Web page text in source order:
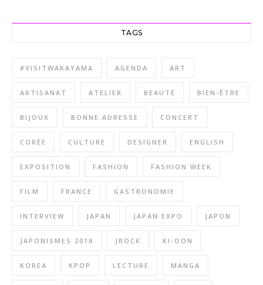
TAGS
#VISITWAKAYAMA AGENDA ART
ARTISANAT ATELIER BEAUTÉ BIEN-ÊTRE
BIJOUX BONNE ADRESSE CONCERT
CORÉE CULTURE DESIGNER ENGLISH
EXPOSITION FASHION FASHION WEEK
FILM FRANCE GASTRONOMIE
INTERVIEW JAPAN JAPAN EXPO JAPON
JAPONISMES 2018 JROCK KI-OON
KOREA KPOP LECTURE MANGA